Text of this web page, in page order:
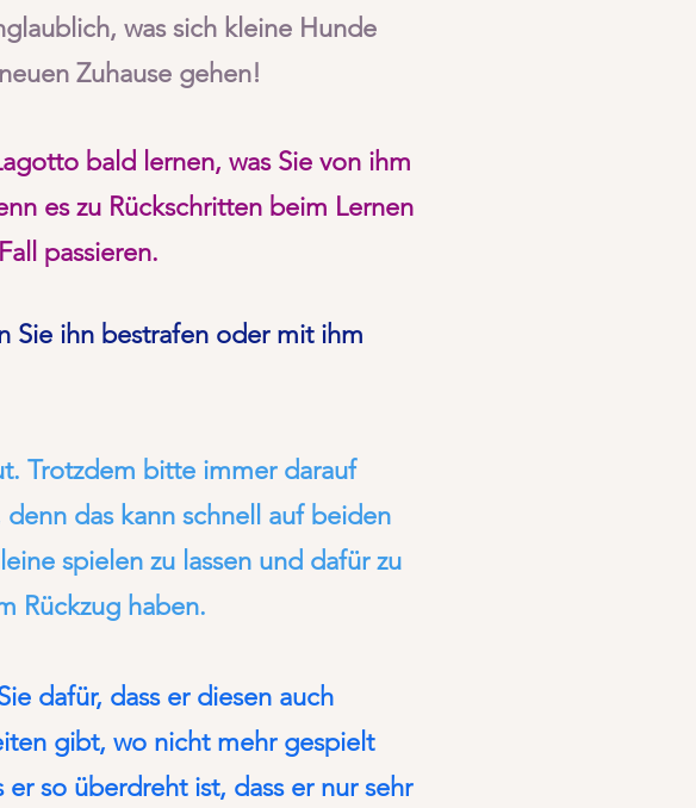
was sich kleine Hunde
Zuhause gehen!
bald lernen, was Sie von ihm
es zu Rückschritten beim Lernen
passieren.
Sie ihn bestrafen oder mit ihm
Trotzdem bitte immer darauf
das kann schnell auf beiden
spielen zu lassen und dafür zu
Rückzug haben.
dafür, dass er diesen auch
gibt, wo nicht mehr gespielt
so überdreht ist, dass er nur sehr